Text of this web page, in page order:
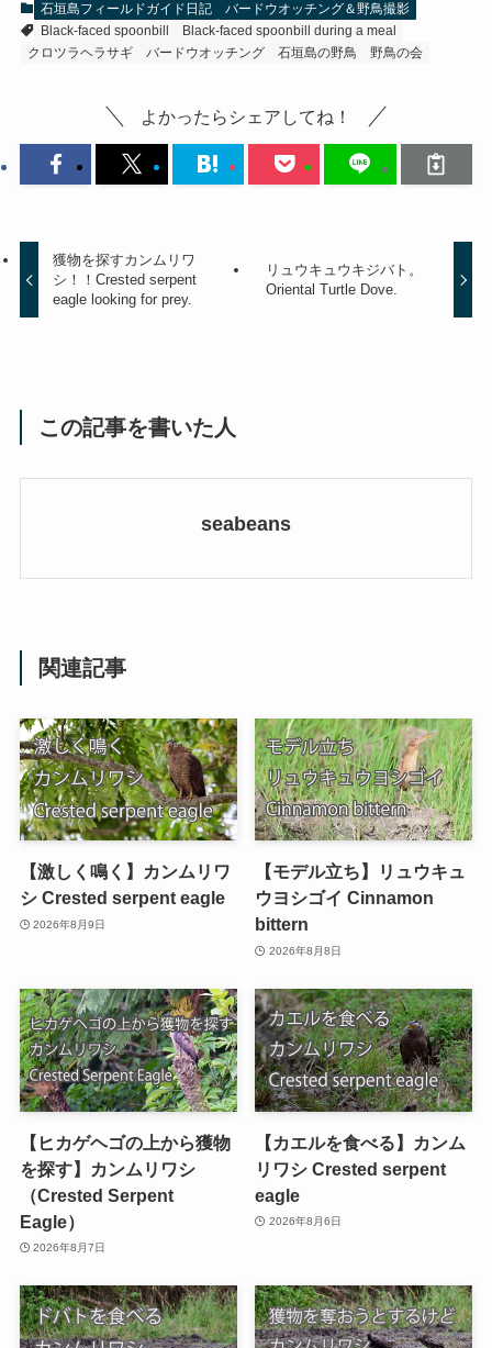
石垣島フィールドガイド日記
バードウオッチング＆野鳥撮影
Black-faced spoonbill
Black-faced spoonbill during a meal
クロツラヘラサギ
バードウオッチング 石垣島の野鳥 野鳥の会
よかったらシェアしてね！
獲物を探すカンムリワ
シ！！Crested serpent
eagle looking for prey.
リュウキュウキジバト。
Oriental Turtle Dove.
この記事を書いた人
seabeans
関連記事
【激しく鳴く】カンムリワ
シ Crested serpent eagle
2026年8月9日
【モデル立ち】リュウキュ
ウヨシゴイ Cinnamon
bittern
2026年8月8日
【ヒカゲヘゴの上から獲物
を探す】カンムリワシ
（Crested Serpent
Eagle）
2026年8月7日
【カエルを食べる】カンム
リワシ Crested serpent
eagle
2026年8月6日